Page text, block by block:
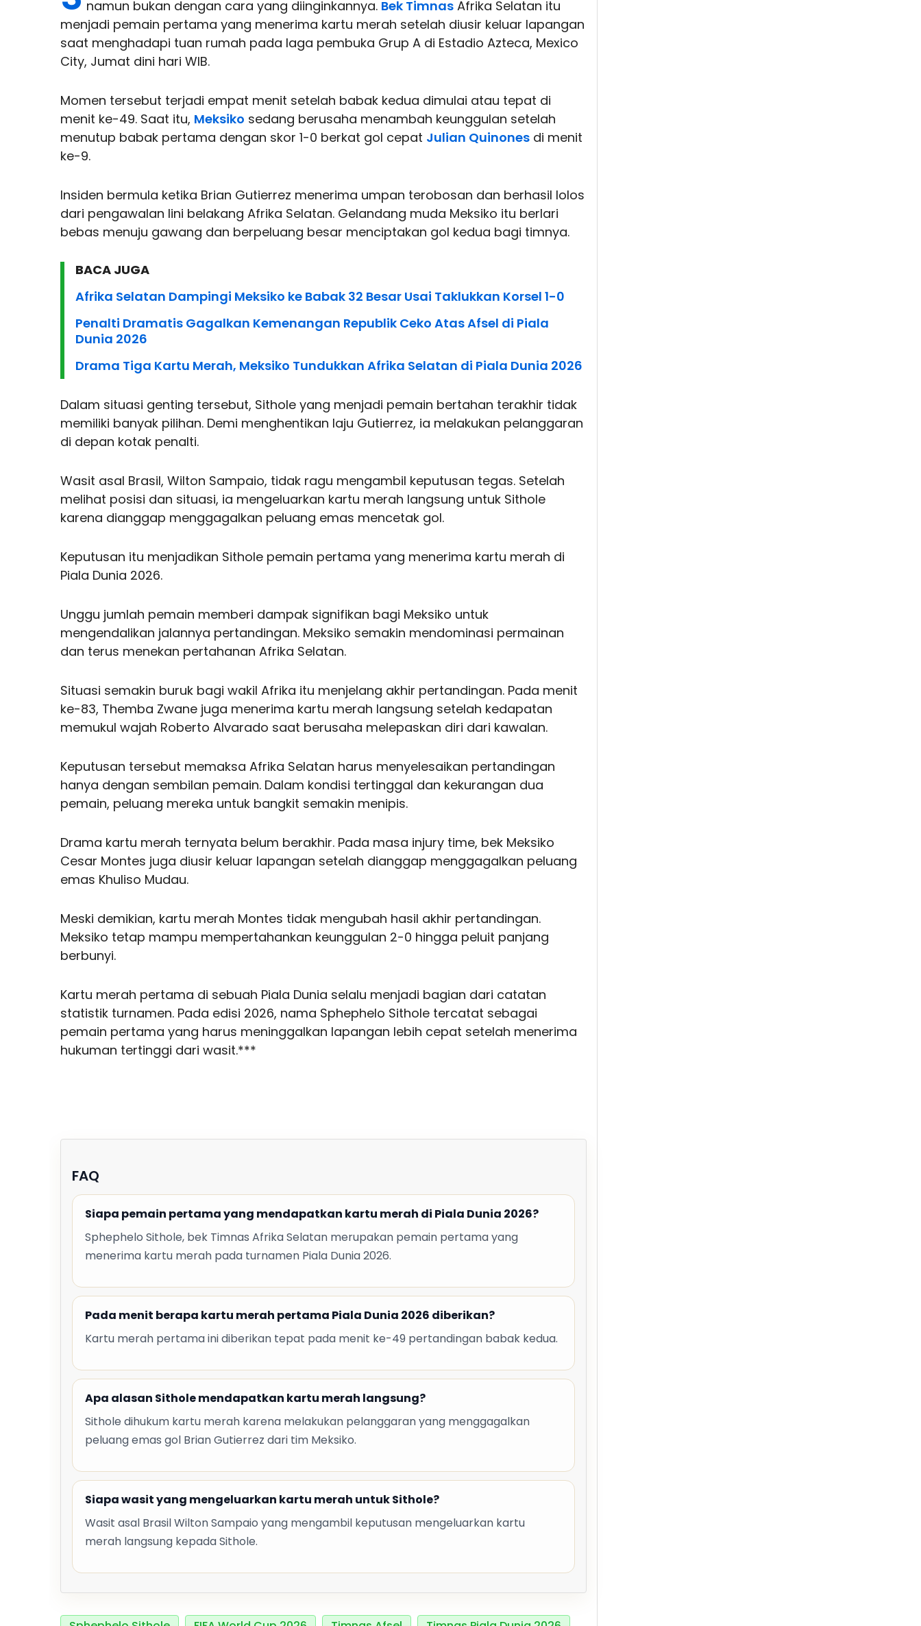
namun bukan dengan cara yang diinginkannya. Bek Timnas Afrika Selatan itu
menjadi pemain pertama yang menerima kartu merah setelah diusir keluar lapangan
saat menghadapi tuan rumah pada laga pembuka Grup A di Estadio Azteca, Mexico
City, Jumat dini hari WIB.
Momen tersebut terjadi empat menit setelah babak kedua dimulai atau tepat di
menit ke-49. Saat itu, Meksiko sedang berusaha menambah keunggulan setelah
menutup babak pertama dengan skor 1-0 berkat gol cepat Julian Quinones di menit
ke-9.
Insiden bermula ketika Brian Gutierrez menerima umpan terobosan dan berhasil lolos
dari pengawalan lini belakang Afrika Selatan. Gelandang muda Meksiko itu berlari
bebas menuju gawang dan berpeluang besar menciptakan gol kedua bagi timnya.
BACA JUGA
Afrika Selatan Dampingi Meksiko ke Babak 32 Besar Usai Taklukkan Korsel 1-0
Penalti Dramatis Gagalkan Kemenangan Republik Ceko Atas Afsel di Piala
Dunia 2026
Drama Tiga Kartu Merah, Meksiko Tundukkan Afrika Selatan di Piala Dunia 2026
Dalam situasi genting tersebut, Sithole yang menjadi pemain bertahan terakhir tidak
memiliki banyak pilihan. Demi menghentikan laju Gutierrez, ia melakukan pelanggaran
di depan kotak penalti.
Wasit asal Brasil, Wilton Sampaio, tidak ragu mengambil keputusan tegas. Setelah
melihat posisi dan situasi, ia mengeluarkan kartu merah langsung untuk Sithole
karena dianggap menggagalkan peluang emas mencetak gol.
Keputusan itu menjadikan Sithole pemain pertama yang menerima kartu merah di
Piala Dunia 2026.
Unggu jumlah pemain memberi dampak signifikan bagi Meksiko untuk
mengendalikan jalannya pertandingan. Meksiko semakin mendominasi permainan
dan terus menekan pertahanan Afrika Selatan.
Situasi semakin buruk bagi wakil Afrika itu menjelang akhir pertandingan. Pada menit
ke-83, Themba Zwane juga menerima kartu merah langsung setelah kedapatan
memukul wajah Roberto Alvarado saat berusaha melepaskan diri dari kawalan.
Keputusan tersebut memaksa Afrika Selatan harus menyelesaikan pertandingan
hanya dengan sembilan pemain. Dalam kondisi tertinggal dan kekurangan dua
pemain, peluang mereka untuk bangkit semakin menipis.
Drama kartu merah ternyata belum berakhir. Pada masa injury time, bek Meksiko
Cesar Montes juga diusir keluar lapangan setelah dianggap menggagalkan peluang
emas Khuliso Mudau.
Meski demikian, kartu merah Montes tidak mengubah hasil akhir pertandingan.
Meksiko tetap mampu mempertahankan keunggulan 2-0 hingga peluit panjang
berbunyi.
Kartu merah pertama di sebuah Piala Dunia selalu menjadi bagian dari catatan
statistik turnamen. Pada edisi 2026, nama Sphephelo Sithole tercatat sebagai
pemain pertama yang harus meninggalkan lapangan lebih cepat setelah menerima
hukuman tertinggi dari wasit.***
FAQ
Siapa pemain pertama yang mendapatkan kartu merah di Piala Dunia 2026?
Sphephelo Sithole, bek Timnas Afrika Selatan merupakan pemain pertama yang
menerima kartu merah pada turnamen Piala Dunia 2026.
Pada menit berapa kartu merah pertama Piala Dunia 2026 diberikan?
Kartu merah pertama ini diberikan tepat pada menit ke-49 pertandingan babak kedua.
Apa alasan Sithole mendapatkan kartu merah langsung?
Sithole dihukum kartu merah karena melakukan pelanggaran yang menggagalkan
peluang emas gol Brian Gutierrez dari tim Meksiko.
Siapa wasit yang mengeluarkan kartu merah untuk Sithole?
Wasit asal Brasil Wilton Sampaio yang mengambil keputusan mengeluarkan kartu
merah langsung kepada Sithole.